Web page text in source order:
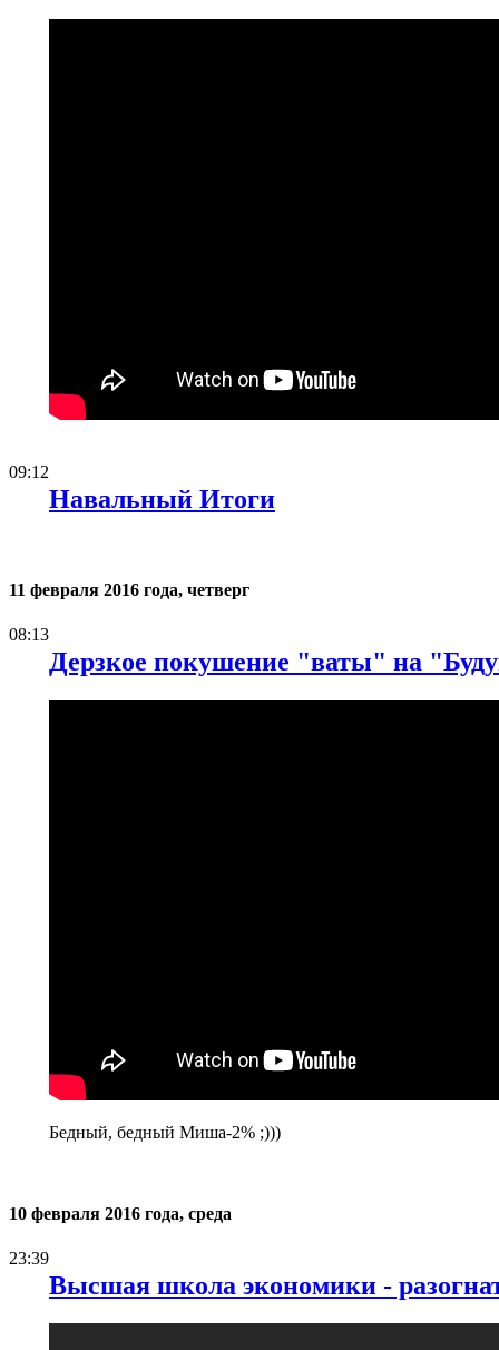
09:12
Навальный Итоги
11 февраля 2016 года, четверг
08:13
Дерзкое покушение "ваты" на
Бедный, бедный Миша-2% ;)))
10 февраля 2016 года, среда
23:39
Высшая школа экономики -